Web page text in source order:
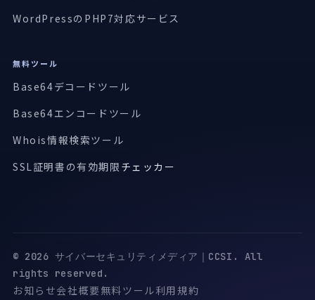
WordPressのPHP7対応サービス
無料ツール
Base64デコードツール
Base64エンコードツール
Whois情報検索ツール
SSL証明書の有効期限 チェッカー
© 2026 サイバーセキュリティメディア｜CCSI. All
rights reserved.
お知らせ会社概要無料ツール利用規約